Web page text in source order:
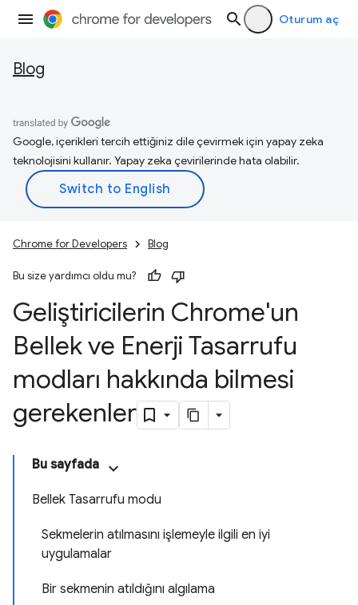
Oturum aç
Blog
Google, içerikleri tercih ettiğiniz dile çevirmek için yapay zeka
teknolojisini kullanır. Yapay zeka çevirilerinde hata olabilir.
Chrome for Developers Blog
Bu size yardımcı oldu mu?
Geliştiricilerin Chrome'un
Bellek ve Enerji Tasarrufu
modları hakkında bilmesi
gerekenler
Bu sayfada
Bellek Tasarrufu modu
Sekmelerin atılmasını işlemeyle ilgili en iyi
uygulamalar
Bir sekmenin atıldığını algılama